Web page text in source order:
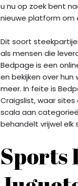
u nu op zoek bent
nieuwe platform om
Dit soort
als mensen die
Bedpage is een
en bekijken over
meer. In feite is
Craigslist, waar
scala aan
behandelt vrijwel
Sports